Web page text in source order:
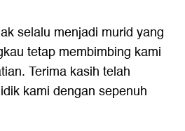
selalu menjadi murid yang
tetap membimbing kami
Terima kasih telah
kami dengan sepenuh